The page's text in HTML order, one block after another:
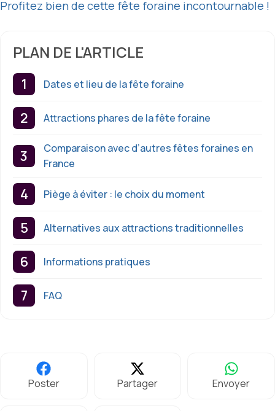
Profitez bien de cette fête foraine incontournable !
PLAN DE L'ARTICLE
Dates et lieu de la fête foraine
Attractions phares de la fête foraine
Comparaison avec d’autres fêtes foraines en
France
Piège à éviter : le choix du moment
Alternatives aux attractions traditionnelles
Informations pratiques
FAQ
Poster Partager Envoyer